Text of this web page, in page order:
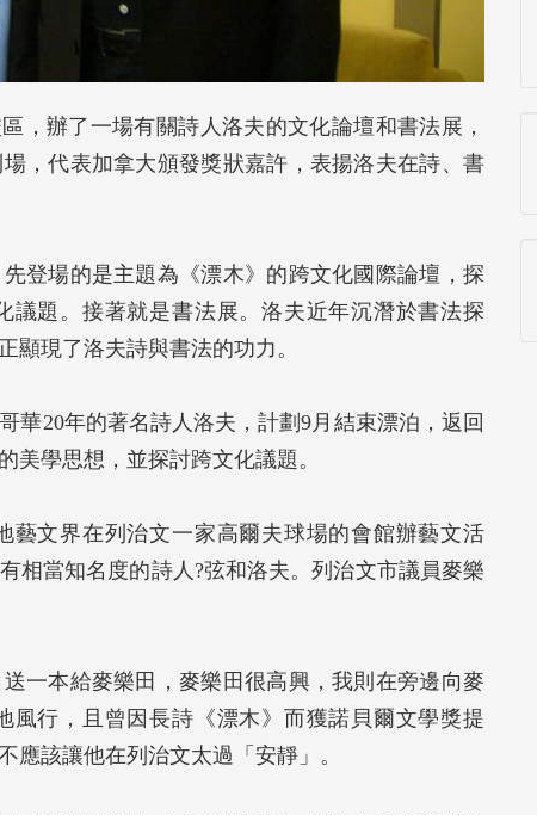
，辦了一場有關詩人洛夫的文化論壇和書法展，
，代表加拿大頒發獎狀嘉許，表揚洛夫在詩、書
登場的是主題為《漂木》的跨文化國際論壇，探
題。接著就是書法展。洛夫近年沉潛於書法探
顯現了洛夫詩與書法的功力。
華20年的著名詩人洛夫，計劃9月結束漂泊，返回
美學思想，並探討跨文化議題。
藝文界在列治文一家高爾夫球場的會館辦藝文活
相當知名度的詩人?弦和洛夫。列治文市議員麥樂
一本給麥樂田，麥樂田很高興，我則在旁邊向麥
行，且曾因長詩《漂木》而獲諾貝爾文學獎提
應該讓他在列治文太過「安靜」。